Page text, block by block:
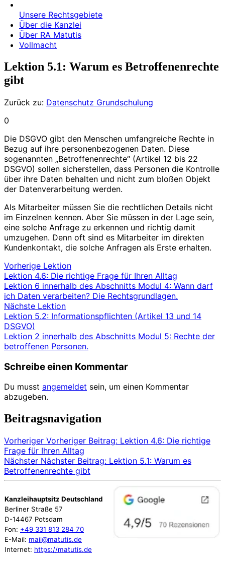
Unsere Rechtsgebiete
Über die Kanzlei
Über RA Matutis
Vollmacht
Lektion 5.1: Warum es Betroffenenrechte
gibt
Zurück zu: Datenschutz Grundschulung
0
Die DSGVO gibt den Menschen umfangreiche Rechte in
Bezug auf ihre personenbezogenen Daten. Diese
sogenannten „Betroffenenrechte“ (Artikel 12 bis 22
DSGVO) sollen sicherstellen, dass Personen die Kontrolle
über ihre Daten behalten und nicht zum bloßen Objekt
der Datenverarbeitung werden.
Als Mitarbeiter müssen Sie die rechtlichen Details nicht
im Einzelnen kennen. Aber Sie müssen in der Lage sein,
eine solche Anfrage zu erkennen und richtig damit
umzugehen. Denn oft sind es Mitarbeiter im direkten
Kundenkontakt, die solche Anfragen als Erste erhalten.
Vorherige Lektion
Lektion 4.6: Die richtige Frage für Ihren Alltag
Lektion 6 innerhalb des Abschnitts Modul 4: Wann darf
ich Daten verarbeiten? Die Rechtsgrundlagen.
Nächste Lektion
Lektion 5.2: Informationspflichten (Artikel 13 und 14
DSGVO)
Lektion 2 innerhalb des Abschnitts Modul 5: Rechte der
betroffenen Personen.
Schreibe einen Kommentar
Du musst angemeldet sein, um einen Kommentar
abzugeben.
Beitragsnavigation
Vorheriger Vorheriger Beitrag: Lektion 4.6: Die richtige
Frage für Ihren Alltag
Nächster Nächster Beitrag: Lektion 5.1: Warum es
Betroffenenrechte gibt
Kanzleihauptsitz Deutschland
Berliner Straße 57
D-14467 Potsdam
Fon: +49 331 813 284 70
E-Mail: mail@matutis.de
Internet: https://matutis.de